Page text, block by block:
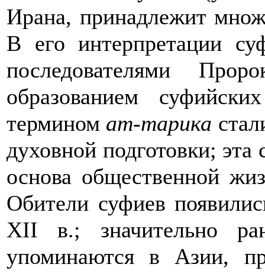
Ирана, принадлежит
В его интерпретации
последователями
образованием
термином ат-тарика
духовной подготовки;
основа общественной
Обители суфиев
XII в.; значительно
упоминаются в Азии,